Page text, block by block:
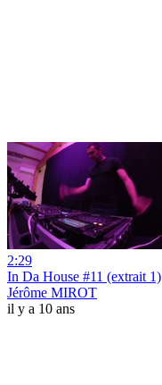
2:29
In Da House #11 (extrait 1)
Jérôme MIROT
il y a 10 ans